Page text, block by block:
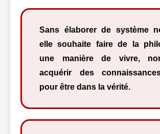
Sans élaborer de système
elle souhaite faire de la
une manière de vivre,
acquérir des
pour être dans la vérité.